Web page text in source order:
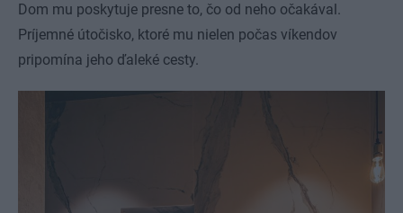
Dom mu poskytuje presne to, čo od neho očakával.
Príjemné útočisko, ktoré mu nielen počas víkendov
pripomína jeho ďaleké cesty.